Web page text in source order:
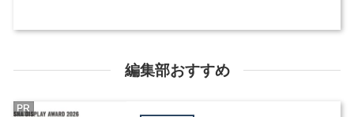
編集部おすすめ
PR